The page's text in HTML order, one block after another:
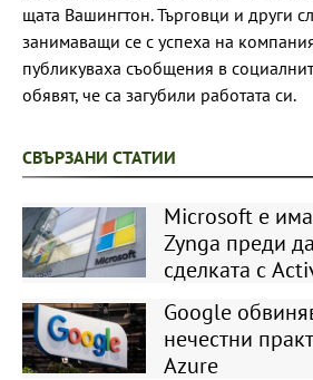
щата Вашингтон. Търговци и други
занимаващи се с успеха на
публикуваха съобщения в
обявят, че са загубили работата си.
СВЪРЗАНИ СТАТИИ
Microsoft е
Zynga преди
сделката с
Google
нечестни
Azure